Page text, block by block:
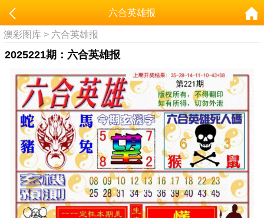
六合英雄报
澳彩图库 > 六合英雄报
2025221期：六合英雄报